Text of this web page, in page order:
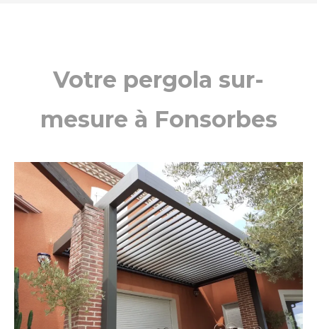
Votre pergola sur-
mesure à Fonsorbes